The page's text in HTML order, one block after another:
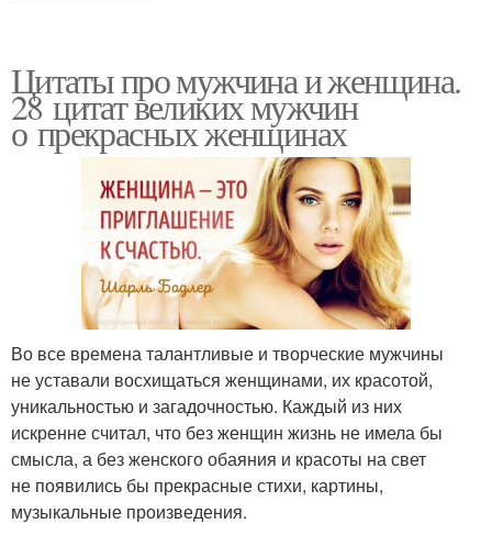
Цитаты про мужчина и женщина.
28 цитат великих мужчин
о прекрасных женщинах
Во все времена талантливые и творческие мужчины
не уставали восхищаться женщинами, их красотой,
уникальностью и загадочностью. Каждый из них
искренне считал, что без женщин жизнь не имела бы
смысла, а без женского обаяния и красоты на свет
не появились бы прекрасные стихи, картины,
музыкальные произведения.